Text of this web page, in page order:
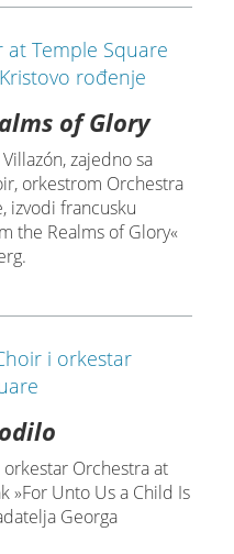
of Glory
zajedno sa
orkestrom Orchestra
izvodi francusku
the Realms of Glory«
Orchestra at
»For Unto Us a Child Is
Georga